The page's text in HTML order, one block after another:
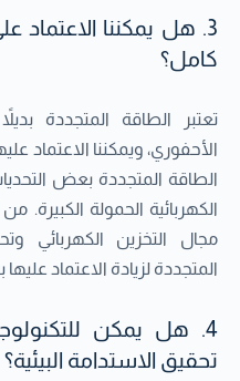
3. هل يمكننا
كامل؟
تعتبر الطاقة المتجددة
الأحفوري، ويمكننا الاعتماد
الطاقة المتجددة بعض
الكهربائية الحمولة الكبيرة.
مجال التخزين الكهربائي
المتجددة لزيادة الاعتماد
4. هل يمكن
تحقيق الاستدامة البيئية؟